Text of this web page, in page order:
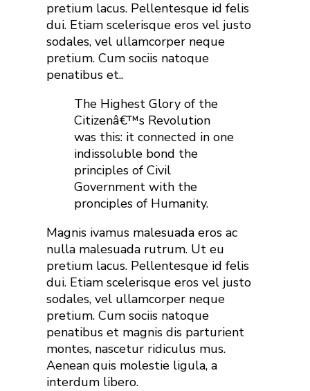
pretium lacus. Pellentesque id felis
dui. Etiam scelerisque eros vel justo
sodales, vel ullamcorper neque
pretium. Cum sociis natoque
penatibus et..
The Highest Glory of the
Citizenâ€™s Revolution
was this: it connected in one
indissoluble bond the
principles of Civil
Government with the
pronciples of Humanity.
Magnis ivamus malesuada eros ac
nulla malesuada rutrum. Ut eu
pretium lacus. Pellentesque id felis
dui. Etiam scelerisque eros vel justo
sodales, vel ullamcorper neque
pretium. Cum sociis natoque
penatibus et magnis dis parturient
montes, nascetur ridiculus mus.
Aenean quis molestie ligula, a
interdum libero.